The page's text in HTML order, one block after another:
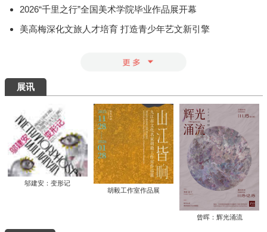
2026“千里之行”全国美术学院毕业作品展开幕
美高梅深化文旅人才培育 打造青少年艺文新引擎
展讯
邬建安：变形记
胡毅工作室作品展
曾晖：辉光涌流